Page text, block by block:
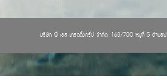
บริษัท พี เอส เทรดดิ้งกรุ๊ป จำกัด 168/700 หมู่ที่ 5 ตำบลปา